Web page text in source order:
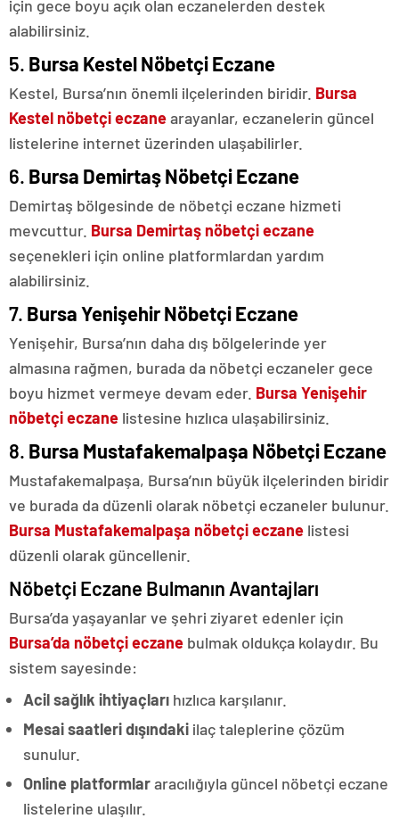
için gece boyu açık olan eczanelerden destek
alabilirsiniz.
5. Bursa Kestel Nöbetçi Eczane
Kestel, Bursa’nın önemli ilçelerinden biridir. Bursa
Kestel nöbetçi eczanearayanlar, eczanelerin güncel
listelerine internet üzerinden ulaşabilirler.
6. Bursa Demirtaş Nöbetçi Eczane
Demirtaş bölgesinde de nöbetçi eczane hizmeti
mevcuttur. Bursa Demirtaş nöbetçi eczane
seçenekleri için online platformlardan yardım
alabilirsiniz.
7. Bursa Yenişehir Nöbetçi Eczane
Yenişehir, Bursa’nın daha dış bölgelerinde yer
almasına rağmen, burada da nöbetçi eczaneler gece
boyu hizmet vermeye devam eder. Bursa Yenişehir
nöbetçi eczane listesine hızlıca ulaşabilirsiniz.
8. Bursa Mustafakemalpaşa Nöbetçi Eczane
Mustafakemalpaşa, Bursa’nın büyük ilçelerinden biridir
ve burada da düzenli olarak nöbetçi eczaneler bulunur.
Bursa Mustafakemalpaşa nöbetçi eczane listesi
düzenli olarak güncellenir.
Nöbetçi Eczane Bulmanın Avantajları
Bursa’da yaşayanlar ve şehri ziyaret edenler için
Bursa’da nöbetçi eczane bulmak oldukça kolaydır. Bu
sistem sayesinde:
Acil sağlık ihtiyaçları hızlıca karşılanır.
Mesai saatleri dışındaki ilaç taleplerine çözüm
sunulur.
Online platformlararacılığıyla güncel nöbetçi eczane
listelerine ulaşılır.